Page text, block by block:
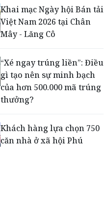
toán thưởng vượt kế
hoạch
lập nghiệp của người trẻ
toàn cầu
Khai mạc Ngày hội Bán tải
Việt Nam 2026 tại Chân
Mây - Lăng Cô
“Xé ngay trúng liền”: Điều
gì tạo nên sự minh bạch
của hơn 500.000 mã trúng
thưởng?
Khách hàng lựa chọn 750
căn nhà ở xã hội Phú